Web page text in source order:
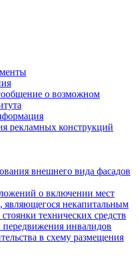
о возможном
рекламных конструкций
внешнего вида фасадов
о включении мест
являющегося некапитальным
технических средств
передвижения инвалидов
в схему размещения